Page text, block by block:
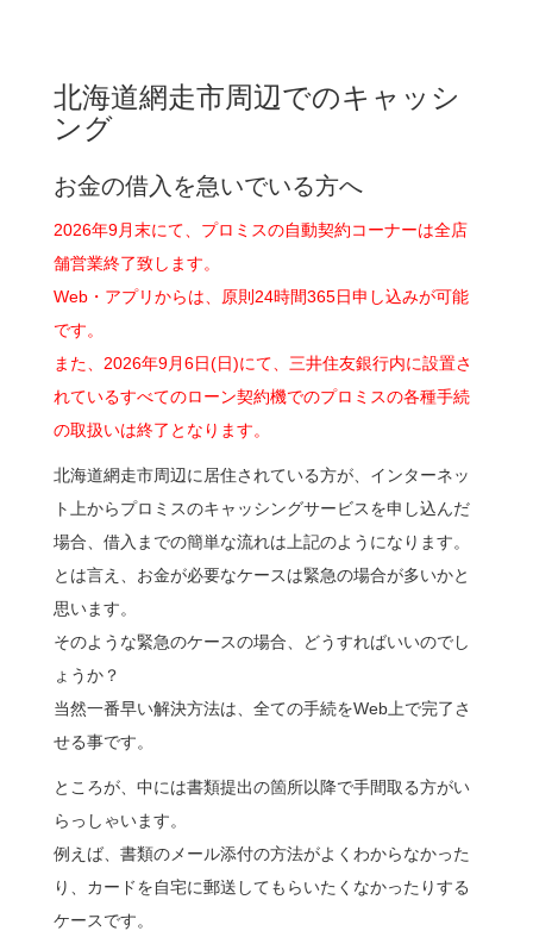
北海道網走市周辺でのキャッシ
ング
お金の借入を急いでいる方へ
2026年9月末にて、プロミスの自動契約コーナーは全店
舗営業終了致します。
Web・アプリからは、原則24時間365日申し込みが可能
です。
また、2026年9月6日(日)にて、三井住友銀行内に設置さ
れているすべてのローン契約機でのプロミスの各種手続
の取扱いは終了となります。
北海道網走市周辺に居住されている方が、インターネッ
ト上からプロミスのキャッシングサービスを申し込んだ
場合、借入までの簡単な流れは上記のようになります。
とは言え、お金が必要なケースは緊急の場合が多いかと
思います。
そのような緊急のケースの場合、どうすればいいのでし
ょうか？
当然一番早い解決方法は、全ての手続をWeb上で完了さ
せる事です。
ところが、中には書類提出の箇所以降で手間取る方がい
らっしゃいます。
例えば、書類のメール添付の方法がよくわからなかった
り、カードを自宅に郵送してもらいたくなかったりする
ケースです。